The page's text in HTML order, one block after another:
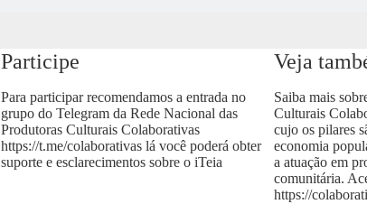
Participe
Para participar recomendamos a entrada no
grupo do Telegram da Rede Nacional das
Produtoras Culturais Colaborativas
https://t.me/colaborativaslá você poderá obter
suporte e esclarecimentos sobre o iTeia
Veja
Saiba mais
Culturais
cujo os pilares
economia
a atuação em
comunitária.
https://